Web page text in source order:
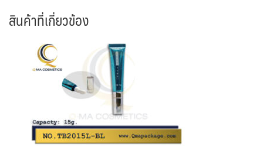
สินค้าที่เกี่ยวข้อง